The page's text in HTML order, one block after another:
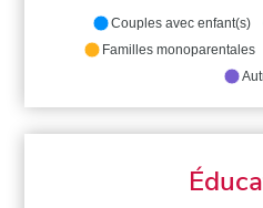
Couples avec enfant(s)
Familles monoparentales